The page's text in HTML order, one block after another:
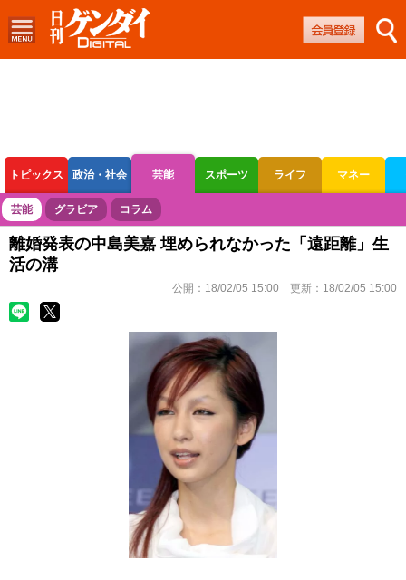
トピックス 政治・社会 芸能 スポーツ ライフ マネー
ボートレース 競輪 オートレース
芸能 グラビア コラム
離婚発表の中島美嘉 埋められなかった「遠距離」生
活の溝
公開： 18/02/05 15:00 更新： 18/02/05 15:00